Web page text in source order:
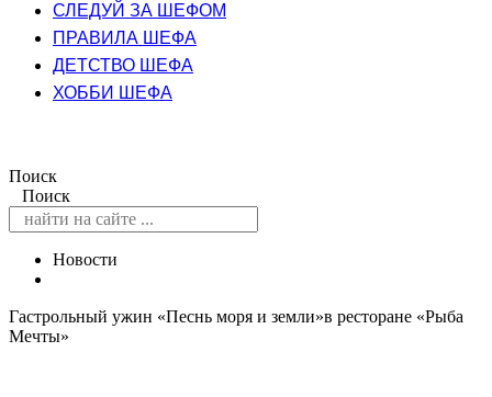
СЛЕДУЙ ЗА ШЕФОМ
ПРАВИЛА ШЕФА
ДЕТСТВО ШЕФА
ХОББИ ШЕФА
Поиск
Поиск
Новости
Гастрольный ужин «Песнь моря и земли»в ресторане «Рыба
Мечты»